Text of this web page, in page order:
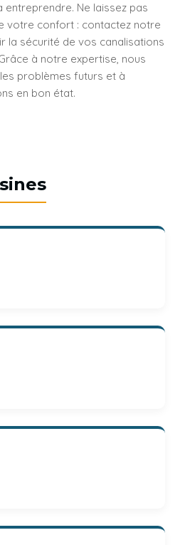
Ne laissez pas
votre confort : contactez notre
la sécurité de vos canalisations
à notre expertise, nous
problèmes futurs et à
en bon état.